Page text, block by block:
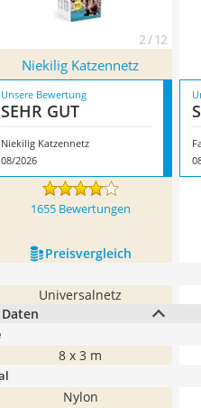
2 / 12
Niekilig Katzennetz
Unsere Bewertung
SEHR GUT
Niekilig Katzennetz
08/2026
1655 Bewertungen
Preis­vergleich
Universalnetz
8 x 3 m
Nylon